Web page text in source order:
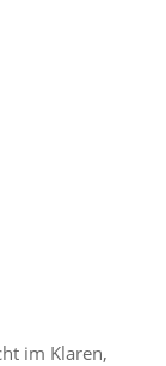
im Klaren,